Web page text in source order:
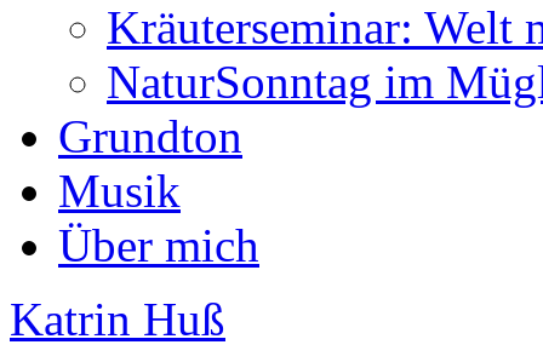
Kräuterseminar: Welt
NaturSonntag im
Grundton
Musik
Über mich
Katrin Huß